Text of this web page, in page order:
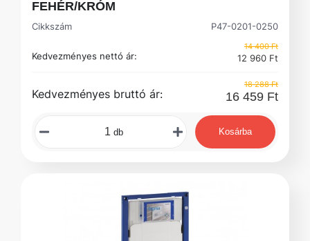
FEHÉR/KRÓM
Cikkszám P47-0201-0250
Kedvezményes nettó ár:
14 400 Ft
12 960 Ft
Kedvezményes bruttó ár:
18 288 Ft
16 459 Ft
db Kosárba